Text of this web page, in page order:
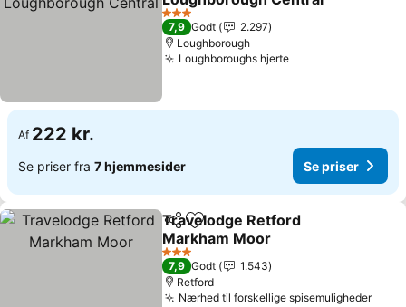
3 Stjerner
7,9 Godt
2.297
Loughborough
Loughboroughs hjerte
Af 222 kr.
Se priser fra 7 hjemmesider Se priser
Del Føj til favoritter
Travelodge Retford
Markham Moor
3 Stjerner
7,9 Godt
1.543
Retford
Nærhed til forskellige spisemuligheder